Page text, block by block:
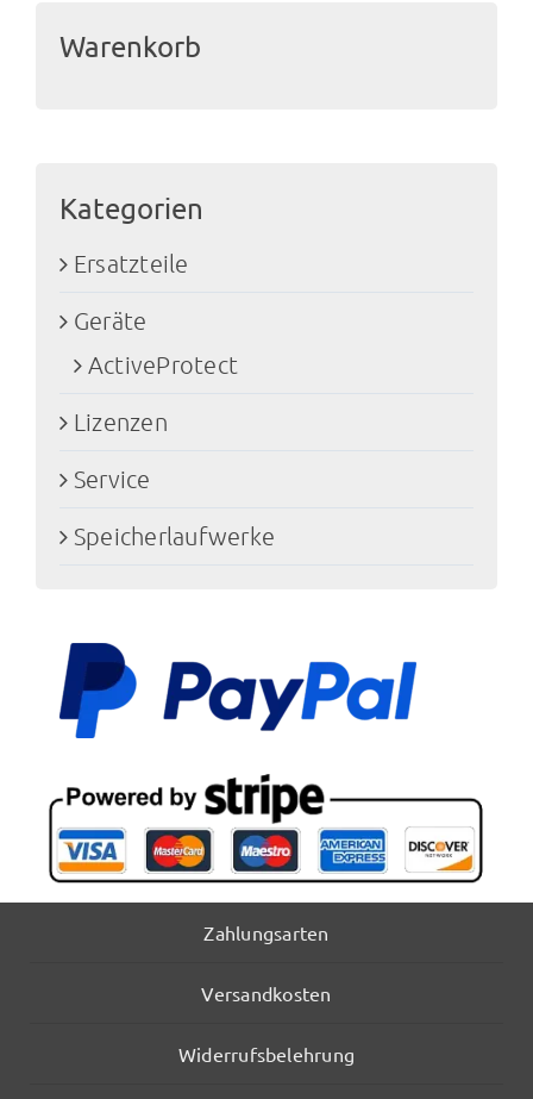
Warenkorb
Kategorien
Ersatzteile
Geräte
ActiveProtect
Lizenzen
Service
Speicherlaufwerke
Zahlungsarten
Versandkosten
Widerrufsbelehrung